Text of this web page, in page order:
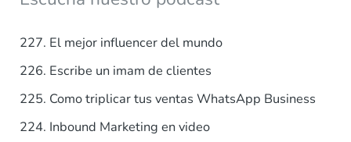
p
o
227. El mejor influencer del mundo
226. Escribe un imam de clientes
225. Como triplicar tus ventas WhatsApp Business
224. Inbound Marketing en video